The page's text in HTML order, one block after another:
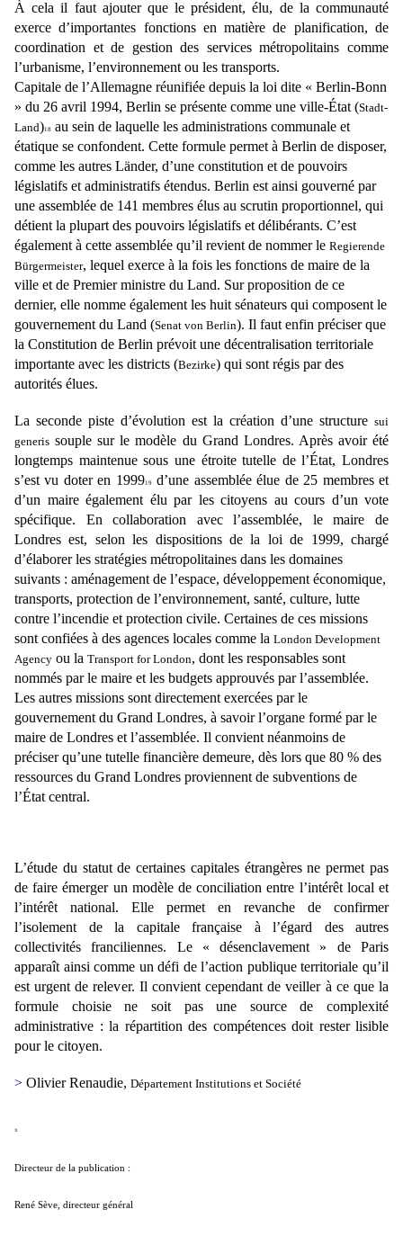
À cela il faut ajouter que le président, élu, de la communauté
exerce d’importantes fonctions en matière de planification, de
coordination et de gestion des services métropolitains comme
l’urbanisme, l’environnement ou les transports.
Capitale de l’Allemagne réunifiée depuis la loi dite « Berlin-Bonn
» du 26 avril 1994, Berlin se présente comme une ville-État (Stadt-
Land)18 au sein de laquelle les administrations communale et
étatique se confondent. Cette formule permet à Berlin de disposer,
comme les autres Länder, d’une constitution et de pouvoirs
législatifs et administratifs étendus. Berlin est ainsi gouverné par
une assemblée de 141 membres élus au scrutin proportionnel, qui
détient la plupart des pouvoirs législatifs et délibérants. C’est
également à cette assemblée qu’il revient de nommer le Regierende
Bürgermeister, lequel exerce à la fois les fonctions de maire de la
ville et de Premier ministre du Land. Sur proposition de ce
dernier, elle nomme également les huit sénateurs qui composent le
gouvernement du Land (Senat von Berlin). Il faut enfin préciser que
la Constitution de Berlin prévoit une décentralisation territoriale
importante avec les districts (Bezirke) qui sont régis par des
autorités élues.
La seconde piste d’évolution est la création d’une structure sui
generis souple sur le modèle du Grand Londres. Après avoir été
longtemps maintenue sous une étroite tutelle de l’État, Londres
s’est vu doter en 199919d’une assemblée élue de 25 membres et
d’un maire également élu par les citoyens au cours d’un vote
spécifique. En collaboration avec l’assemblée, le maire de
Londres est, selon les dispositions de la loi de 1999, chargé
d’élaborer les stratégies métropolitaines dans les domaines
suivants : aménagement de l’espace, développement économique,
transports, protection de l’environnement, santé, culture, lutte
contre l’incendie et protection civile. Certaines de ces missions
sont confiées à des agences locales comme la London Development
Agency ou la Transport for London, dont les responsables sont
nommés par le maire et les budgets approuvés par l’assemblée.
Les autres missions sont directement exercées par le
gouvernement du Grand Londres, à savoir l’organe formé par le
maire de Londres et l’assemblée. Il convient néanmoins de
préciser qu’une tutelle financière demeure, dès lors que 80 % des
ressources du Grand Londres proviennent de subventions de
l’État central.
L’étude du statut de certaines capitales étrangères ne permet pas
de faire émerger un modèle de conciliation entre l’intérêt local et
l’intérêt national. Elle permet en revanche de confirmer
l’isolement de la
capitale française à l’égard des autres
collectivités franciliennes. Le « désenclavement » de Paris
apparaît ainsi comme un défi de l’action publique territoriale qu’il
est urgent de relever. Il convient cependant de veiller à ce que la
formule choisie ne soit pas une source de complexité
administrative : la répartition des compétences doit rester lisible
pour le citoyen.
> Olivier Renaudie, Département Institutions et Société
X
Directeur de la publication :
René Sève, directeur général